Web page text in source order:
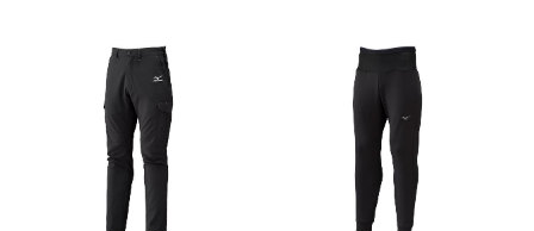
バレーボール
テニス／ソフトテニス